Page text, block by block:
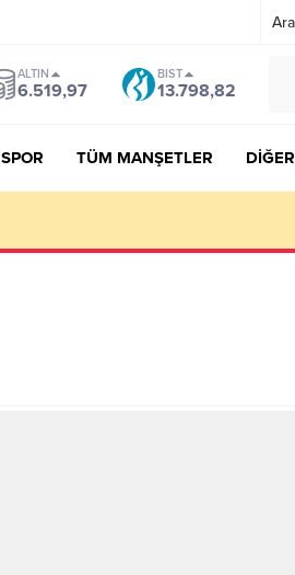
ALTIN
6.519,97
BIST
13.798,82
SPOR TÜM MANŞETLER DİĞER